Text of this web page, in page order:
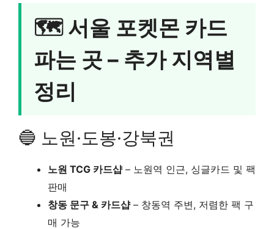
🗺️ 서울 포켓몬 카드
파는 곳 – 추가 지역별
정리
🔵 노원·도봉·강북권
노원 TCG 카드샵– 노원역 인근, 싱글카드 및 팩
판매
창동 문구 & 카드샵– 창동역 주변, 저렴한 팩 구
매 가능